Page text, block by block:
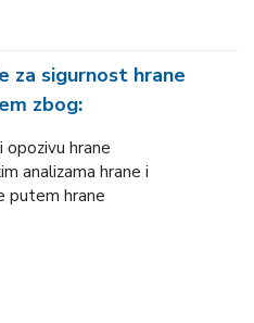
za sigurnost hrane
zbog:
opozivu hrane
analizama hrane i
putem hrane